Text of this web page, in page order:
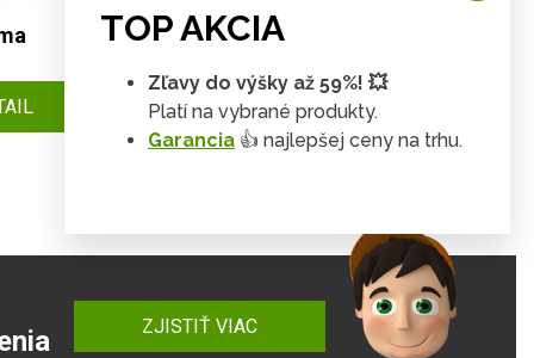
ZJISTIŤ VIAC
TOP AKCIA
Zľavy do výšky až 59%! 💥
Platí na vybrané produkty.
Garancia 👍 najlepšej ceny na trhu.